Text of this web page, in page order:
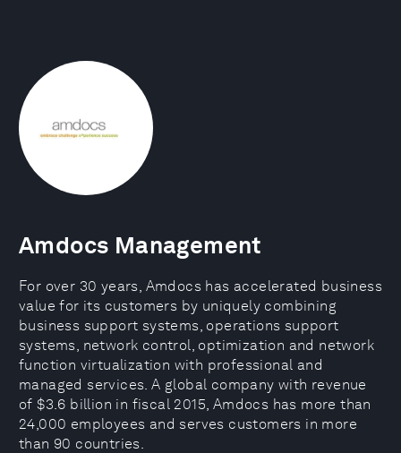
Amdocs Management
For over 30 years, Amdocs has accelerated business
value for its customers by uniquely combining
business support systems, operations support
systems, network control, optimization and network
function virtualization with professional and
managed services. A global company with revenue
of $3.6 billion in fiscal 2015, Amdocs has more than
24,000 employees and serves customers in more
than 90 countries.